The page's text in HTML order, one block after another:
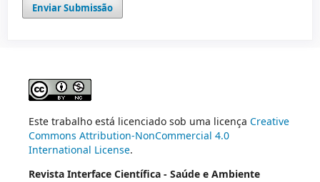
Enviar Submissão
Este trabalho está licenciado sob uma licença Creative
Commons Attribution-NonCommercial 4.0
International License.
Revista Interface Científica - Saúde e Ambiente